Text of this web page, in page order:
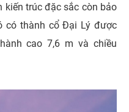
kiến trúc đặc sắc còn bảo
có thành cổ Đại Lý được
cao 7,6 m và chiều